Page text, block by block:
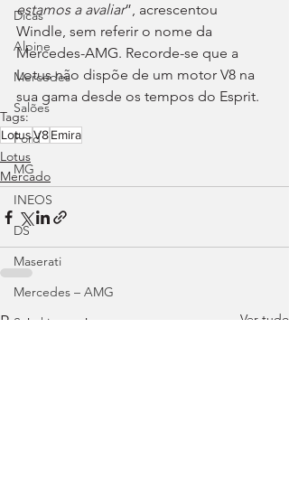
Dicas
Alpine
Mercedes
Salões
Ford
MG
INEOS
DS
Maserati
Mercedes – AMG
Suzuki
estamos a avaliar”, acrescentou
Windle, sem referir o nome da
Mercedes-AMG. Recorde-se que a
Lotus não dispõe de um motor V8 na
sua gama desde os tempos do Esprit.
Tags:
LotusV8Emira
Lotus
Mercado
Posts recentes Ver tudo